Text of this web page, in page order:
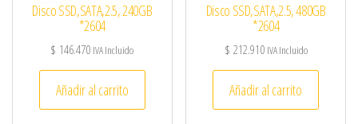
Disco SSD,SATA,2.5, 240GB
*2604
$ 146.470 IVA Incluido
Añadir al carrito
Disco SSD,SATA,2.5, 480GB
*2604
$ 212.910 IVA Incluido
Añadir al carrito